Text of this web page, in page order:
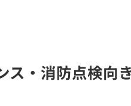
ス・消防点検向